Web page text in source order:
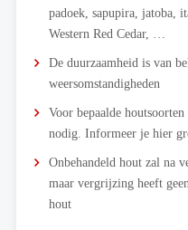
padoek, sapupira, jatoba,
Western Red Cedar, …
De duurzaamheid is van
weersomstandigheden
Voor bepaalde
nodig. Informeer je hier
Onbehandeld hout zal na
maar vergrijzing heeft
hout